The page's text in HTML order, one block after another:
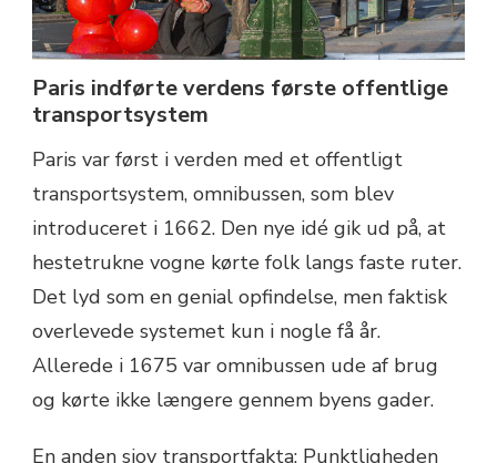
Paris indførte verdens første offentlige
transportsystem
Paris var først i verden med et offentligt
transportsystem, omnibussen, som blev
introduceret i 1662. Den nye idé gik ud på, at
hestetrukne vogne kørte folk langs faste ruter.
Det lyd som en genial opfindelse, men faktisk
overlevede systemet kun i nogle få år.
Allerede i 1675 var omnibussen ude af brug
og kørte ikke længere gennem byens gader.
En anden sjov transportfakta: Punktligheden